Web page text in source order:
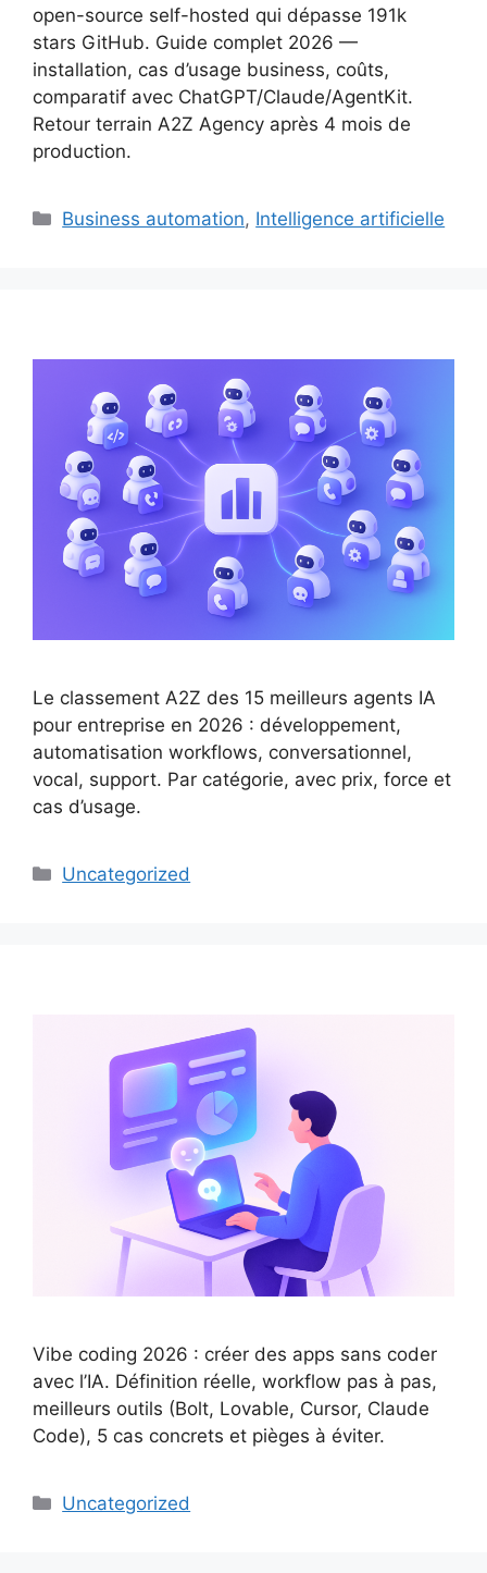
open-source self-hosted qui dépasse 191k
stars GitHub. Guide complet 2026 —
installation, cas d’usage business, coûts,
comparatif avec ChatGPT/Claude/AgentKit.
Retour terrain A2Z Agency après 4 mois de
production.
Catégories
Business automation, Intelligence artificielle
Le classement A2Z des 15 meilleurs agents IA
pour entreprise en 2026 : développement,
automatisation workflows, conversationnel,
vocal, support. Par catégorie, avec prix, force et
cas d’usage.
Catégories
Uncategorized
Vibe coding 2026 : créer des apps sans coder
avec l’IA. Définition réelle, workflow pas à pas,
meilleurs outils (Bolt, Lovable, Cursor, Claude
Code), 5 cas concrets et pièges à éviter.
Catégories
Uncategorized